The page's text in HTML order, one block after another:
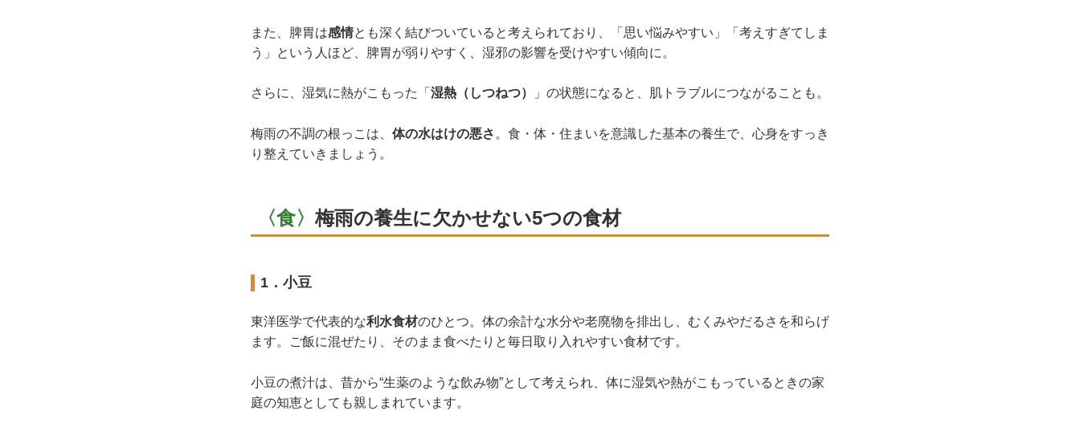
また、脾胃は感情とも深く結びついていると考えられており、「思い悩みやすい」「考えすぎてしま
う」という人ほど、脾胃が弱りやすく、湿邪の影響を受けやすい傾向に。
さらに、湿気に熱がこもった「 湿熱（しつねつ） 」の状態になると、肌トラブルにつながることも。
梅雨の不調の根っこは、 体の水はけの悪さ 。食・体・住まいを意識した基本の養生で、心身をすっき
り整えていきましょう。
〈食〉梅雨の養生に欠かせない5つの食材
1．小豆
東洋医学で代表的な利水食材のひとつ。体の余計な水分や老廃物を排出し、むくみやだるさを和らげ
ます。ご飯に混ぜたり、そのまま食べたりと毎日取り入れやすい食材です。
小豆の煮汁は、昔から“生薬のような飲み物”として考えられ、体に湿気や熱がこもっているときの家
庭の知恵としても親しまれています。